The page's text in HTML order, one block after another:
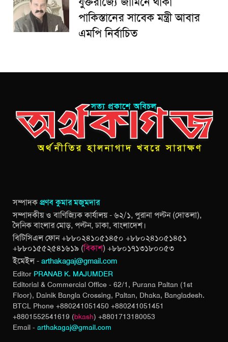
পাকিস্তানের সাবেক মন্ত্রী আবার
এমপি নির্বাচিত
সম্পাদকপ্রণব কুমার মজুমদার
সম্পাদকীয় ও বাণিজ্যিক কার্যালয় - ৬২/১, পুরানা পল্টন (দোতলা),
দৈনিক বাংলার মোড়, পল্টন, ঢাকা, বাংলাদেশ।
বিটিসিএল ফোন +৮৮০২৪১০৫১৪৫০ +৮৮০২৪১০৫১৪৫১
+৮৮০১৫৫২৫৪১৬১৯ (বিকাশ) +৮৮০১৭১৩১৮০০৫৩
ইমেইল - arthakagaj@gmail.com
Editor PRANAB K. MAJUMDER
Editorial & Commercial Office - 62/1, Purana Paltan (1st
Floor), Dainik Bangla Crossing, Paltan, Dhaka, Bangladesh.
BTCL Phone +880241051450 +880241051451
+8801552541619 (bkash) +8801713180053
Email - arthakagaj@gmail.com